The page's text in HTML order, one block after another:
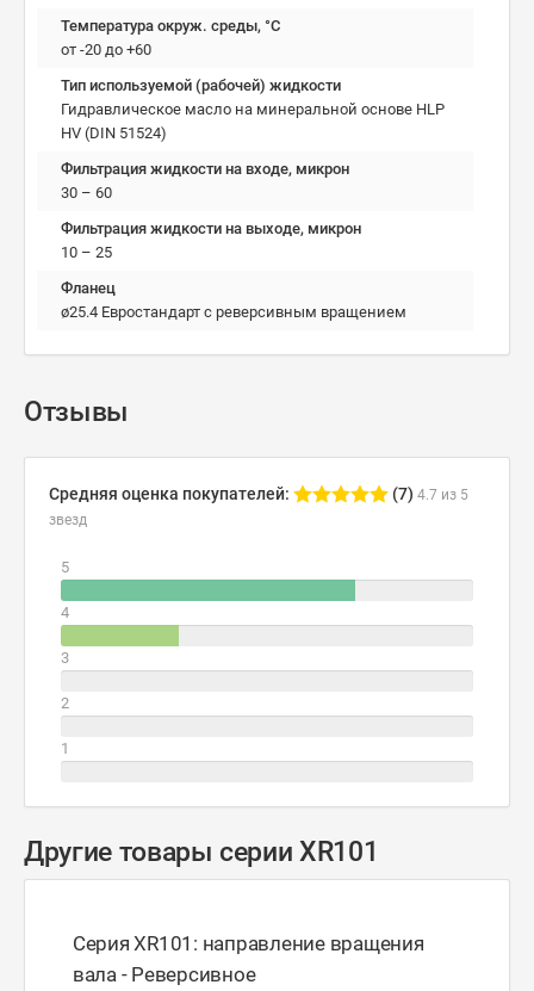
Температура окруж. среды, °C
от -20 до +60
Тип используемой (рабочей) жидкости
Гидравлическое масло на минеральной основе HLP
HV (DIN 51524)
Фильтрация жидкости на входе, микрон
30 – 60
Фильтрация жидкости на выходе, микрон
10 – 25
Фланец
ø25.4 Евростандарт с реверсивным вращением
Отзывы
Средняя оценка покупателей: (7) 4.7 из 5
звезд
5
4
3
2
1
Другие товары серии XR101
Серия XR101: направление вращения
вала - Реверсивное